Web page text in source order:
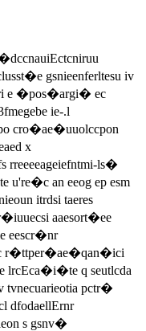
gsnieenferltesu iv
e �pos�argi� ec
ie-.l
cro�ae�uuolccpon
x
ls�
an eeog ep esm
itrdsi taeres
aaesort�ee
eescr�nr
r�ttper�ae�qan�ici
q seutlcda
tvnecuarieotia pctr�
dfodaellErnr
s gsnv�